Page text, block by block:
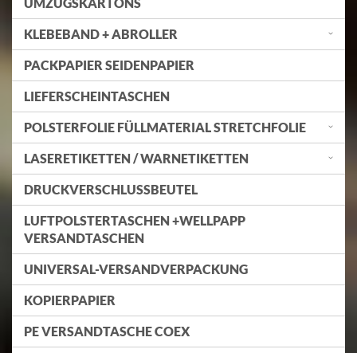
KLEBEBAND + ABROLLER
PACKPAPIER SEIDENPAPIER
LIEFERSCHEINTASCHEN
POLSTERFOLIE FÜLLMATERIAL STRETCHFOLIE
LASERETIKETTEN / WARNETIKETTEN
DRUCKVERSCHLUSSBEUTEL
LUFTPOLSTERTASCHEN +WELLPAPP
VERSANDTASCHEN
UNIVERSAL-VERSANDVERPACKUNG
KOPIERPAPIER
PE VERSANDTASCHE COEX